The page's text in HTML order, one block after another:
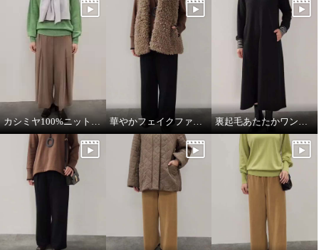
カシミヤ100%ニットマフラー 華やかフェイクファーベスト 裏起毛あたたかワンピース